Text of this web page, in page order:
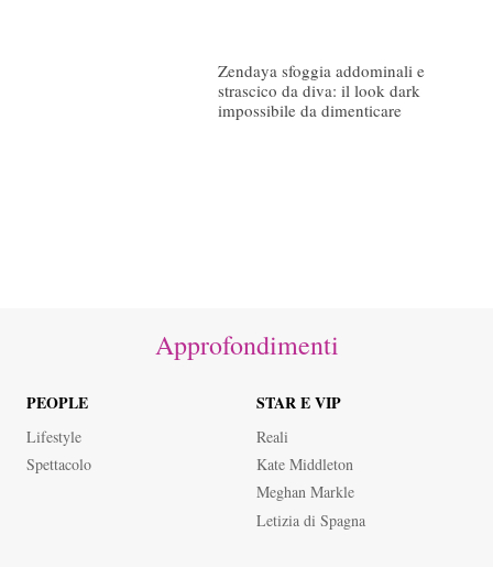
Zendaya sfoggia addominali e
strascico da diva: il look dark
impossibile da dimenticare
Approfondimenti
PEOPLE
Lifestyle
Spettacolo
STAR E VIP
Reali
Kate Middleton
Meghan Markle
Letizia di Spagna